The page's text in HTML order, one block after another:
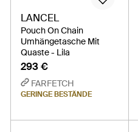
LANCEL
Pouch On Chain
Umhängetasche Mit
Quaste - Lila
293 €
FARFETCH
GERINGE BESTÄNDE